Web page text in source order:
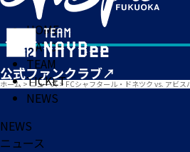
HOME
MATCH
TEAM
TICKET
NEWS
ホーム > ニュース> FCシャフタール・ドネツク vs. アビ
NEWS
ニュース